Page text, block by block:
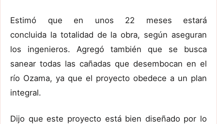
Estimó que en unos 22 meses estará
concluida la totalidad de la obra, según aseguran
los ingenieros. Agregó también que se busca
sanear todas las cañadas que desembocan en el
río Ozama, ya que el proyecto obedece a un plan
integral.
Dijo que este proyecto está bien diseñado por lo